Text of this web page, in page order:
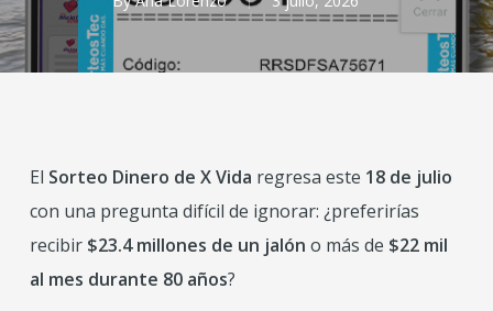
El Sorteo Dinero de X Vida regresa este 18 de julio
con una pregunta difícil de ignorar: ¿preferirías
recibir $23.4 millones de un jalón o más de $22 mil
al mes durante 80 años?